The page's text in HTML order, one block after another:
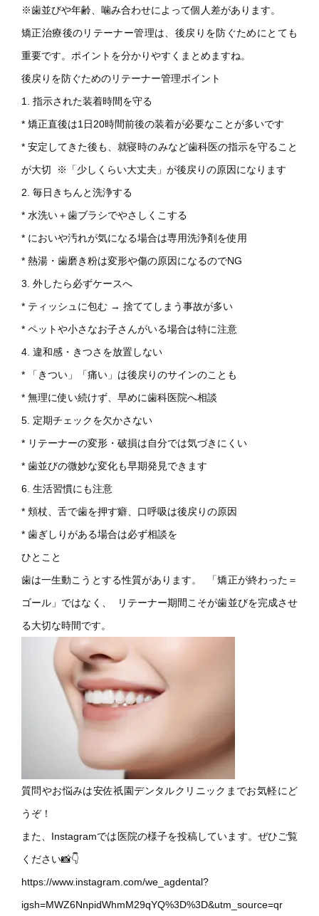
※歯並びや年齢、噛み合わせによって個人差があります。
矯正治療後のリテーナー管理は、後戻りを防ぐためにとても
重要です。ポイントを分かりやすくまとめますね。
後戻りを防ぐためのリテーナー管理ポイント
1. 指示された装着時間を守る
* 矯正直後は1日20時間前後の装着が必要なことが多いです
* 安定してきた後も、就寝時のみなど歯科医の指示を守ること
が大切 ※「少しくらい大丈夫」が後戻りの原因になります
2. 毎日きちんと洗浄する
* 水洗い＋歯ブラシでやさしくこする
* においや汚れが気になる場合は専用洗浄剤を使用
* 熱湯・歯磨き粉は変形や傷の原因になるのでNG
3. 外したら必ずケースへ
* ティッシュに包む → 捨ててしまう事故が多い
* ペットや小さなお子さんがいる場合は特に注意
4. 違和感・きつさを放置しない
* 「きつい」「痛い」は後戻りのサインのことも
* 無理に使い続けず、早めに歯科医院へ相談
5. 定期チェックを欠かさない
* リテーナーの変形・破損は自分では気づきにくい
* 歯並びの微妙な変化も早期発見できます
6. 生活習慣にも注意
* 頬杖、舌で歯を押す癖、口呼吸は後戻りの原因
* 歯ぎしりがある場合は必ず相談を
ひとこと
歯は一生動こうとする性質があります。 「矯正が終わった＝
ゴール」ではなく、 リテーナー期間こそが歯並びを完成させ
る大切な時間です。
質問やお悩みは安佐祇園デンタルクリニックまでお気軽にど
うぞ！​
また、Instagramでは医院の様子を投稿しています。ぜひご覧
ください📸👇​
https://www.instagram.com/we_agdental?
igsh=MWZ6NnpidWhmM29qYQ%3D%3D&utm_source=qr​